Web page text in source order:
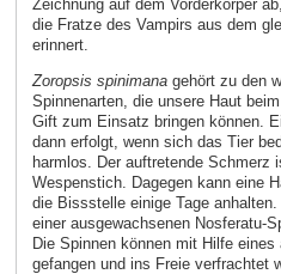
Zeichnung auf dem Vorderkörper
die Fratze des Vampirs aus dem
erinnert.
Zoropsis spinimanagehört zu den
Spinnenarten, die unsere Haut
Gift zum Einsatz bringen können.
dann erfolgt, wenn sich das Tier
harmlos. Der auftretende Schmerz
Wespenstich. Dagegen kann eine
die Bissstelle einige Tage
einer ausgewachsenen Nosferatu-
Die Spinnen können mit Hilfe
gefangen und ins Freie verfrachtet